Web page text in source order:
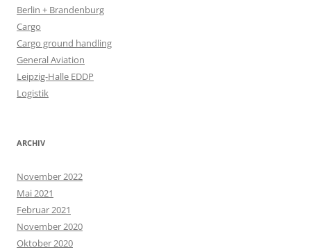
Berlin + Brandenburg
Cargo
Cargo ground handling
General Aviation
Leipzig-Halle EDDP
Logistik
ARCHIV
November 2022
Mai 2021
Februar 2021
November 2020
Oktober 2020